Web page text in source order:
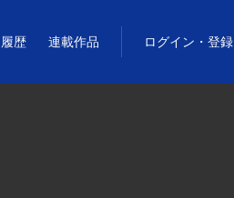
履歴 連載作品 ログイン・登録